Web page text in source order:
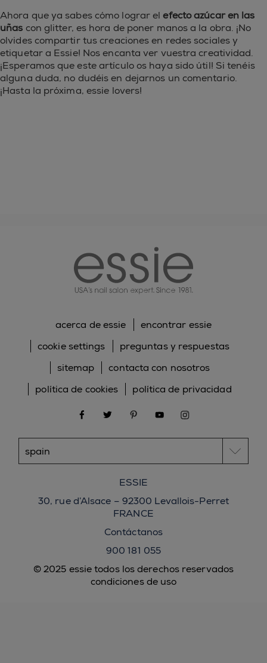
Ahora que ya sabes cómo lograr elefecto azúcar en las
uñas con glitter, es hora de poner manos a la obra. ¡No
olvides compartir tus creaciones en redes sociales y
etiquetar a Essie! Nos encanta ver vuestra creatividad.
¡Esperamos que este artículo os haya sido útil! Si tenéis
alguna duda, no dudéis en dejarnos un comentario.
¡Hasta la próxima, essie lovers!
© 2025 essie todos los derechos reservados
condiciones de uso
acerca de essie
encontrar essie
cookie settings
preguntas y respuestas
sitemap
contacta con nosotros
política de cookies
política de privacidad
facebooktwitter pinterestyoutubeinstagram
ESSIE
30, rue d’Alsace – 92300 Levallois-Perret
FRANCE
Contáctanos
900 181 055